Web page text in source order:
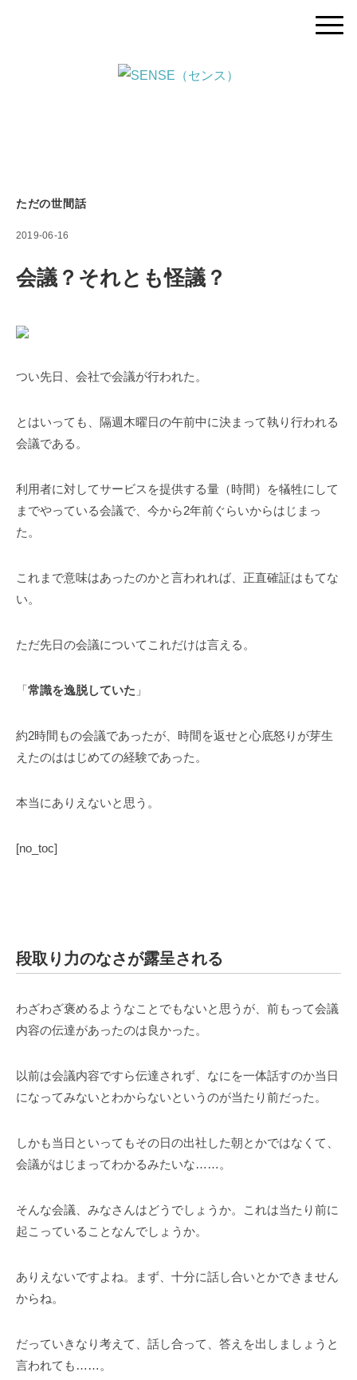
ただの世間話
2019-06-16
会議？それとも怪議？
つい先日、会社で会議が行われた。
とはいっても、隔週木曜日の午前中に決まって執り行われる
会議である。
利用者に対してサービスを提供する量（時間）を犠牲にして
までやっている会議で、今から2年前ぐらいからはじまっ
た。
これまで意味はあったのかと言われれば、正直確証はもてな
い。
ただ先日の会議についてこれだけは言える。
「常識を逸脱していた 」
約2時間もの会議であったが、時間を返せと心底怒りが芽生
えたのははじめての経験であった。
本当にありえないと思う。
[no_toc]
段取り力のなさが露呈される
わざわざ褒めるようなことでもないと思うが、前もって会議
内容の伝達があったのは良かった。
以前は会議内容ですら伝達されず、なにを一体話すのか当日
になってみないとわからないというのが当たり前だった。
しかも当日といってもその日の出社した朝とかではなくて、
会議がはじまってわかるみたいな……。
そんな会議、みなさんはどうでしょうか。これは当たり前に
起こっていることなんでしょうか。
ありえないですよね。まず、十分に話し合いとかできません
からね。
だっていきなり考えて、話し合って、答えを出しましょうと
言われても……。